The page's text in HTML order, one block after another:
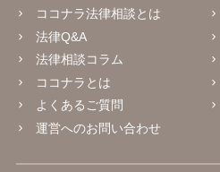
ココナラ法律相談とは
法律Q&A
法律相談コラム
ココナラとは
よくあるご質問
運営へのお問い合わせ